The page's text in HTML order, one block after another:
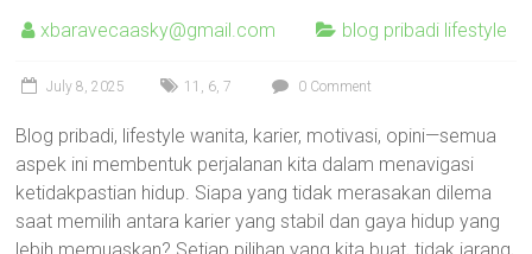
xbaravecaasky@gmail.com blog pribadi lifestyle
July 8, 2025 11 , 6,7 0 Comment
Blog pribadi, lifestyle wanita, karier, motivasi, opini—semua
aspek ini membentuk perjalanan kita dalam menavigasi
ketidakpastian hidup. Siapa yang tidak merasakan dilema
saat memilih antara karier yang stabil dan gaya hidup yang